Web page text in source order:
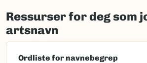
Ressurser for deg som
artsnavn
Ordliste for navnebegrep